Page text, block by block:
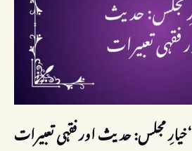
خیارِ مجلس: حدیث اور فقہی تعبیرات‘